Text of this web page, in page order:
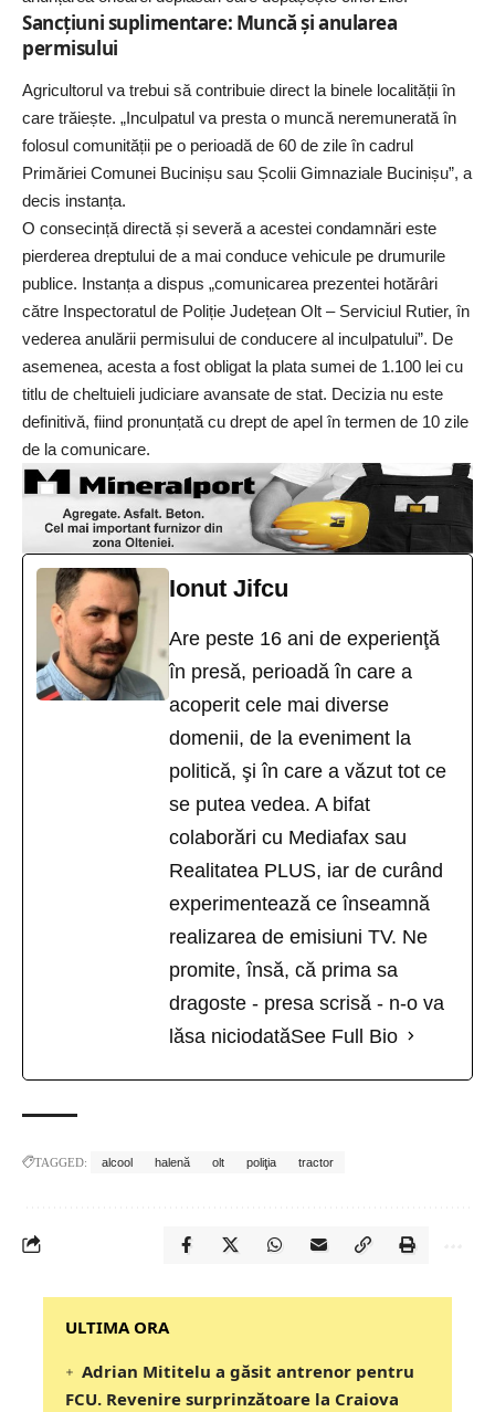
Sancțiuni suplimentare: Muncă și anularea
permisului
Agricultorul va trebui să contribuie direct la binele localității în
care trăiește. „Inculpatul va presta o muncă neremunerată în
folosul comunității pe o perioadă de 60 de zile în cadrul
Primăriei Comunei Bucinișu sau Școlii Gimnaziale Bucinișu”, a
decis instanța.
O consecință directă și severă a acestei condamnări este
pierderea dreptului de a mai conduce vehicule pe drumurile
publice. Instanța a dispus „comunicarea prezentei hotărâri
către Inspectoratul de Poliție Județean Olt – Serviciul Rutier, în
vederea anulării permisului de conducere al inculpatului”. De
asemenea, acesta a fost obligat la plata sumei de 1.100 lei cu
titlu de cheltuieli judiciare avansate de stat. Decizia nu este
definitivă, fiind pronunțată cu drept de apel în termen de 10 zile
de la comunicare.
Ionut Jifcu
Are peste 16 ani de experienţă
în presă, perioadă în care a
acoperit cele mai diverse
domenii, de la eveniment la
politică, şi în care a văzut tot ce
se putea vedea. A bifat
colaborări cu Mediafax sau
Realitatea PLUS, iar de curând
experimentează ce înseamnă
realizarea de emisiuni TV. Ne
promite, însă, că prima sa
dragoste - presa scrisă - n-o va
lăsa niciodatăSee Full Bio
TAGGED: alcool halenă olt poliţia tractor
‎‎‎‎‎‎‎ULTIMA ORA
Adrian Mititelu a găsit antrenor pentru
FCU. Revenire surprinzătoare la Craiova